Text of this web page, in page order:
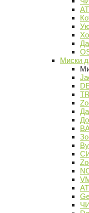
Миски